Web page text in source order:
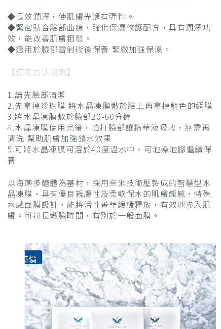
◆長效潤澤，使肌膚光滑有彈性。
◆緊密貼合臉部曲線，強化保濕修護配方，具有潤澤功
效，能改善肌膚粗糙。
◆適用於臉部雷射術後保養 緊緻加強保濕。
【使用方法說明】
1.請先臉部清潔
2.先拿掉珍珠膜 將水晶凍膜敷於臉上再拿掉藍色的網膜
3.將水晶凍膜敷於臉部20-60分鐘
4.水晶凍膜使用完後，拍打臉部讓精華液吸收，無需再
清洗 幫助肌膚加強鎖水效果
5.可將水晶凍膜可溶於40度溫水中，可泡澡泡腳繼續保
養
以海藻多醣體為基材，採用奈米技術壓製成的智慧型水
晶凍膜，具有優良親膚性及柔軟保水的肌膚觸感，特殊
水感面膜設計，能將活性菁華緩緩釋放，有效地滲入肌
膚。 可拉長敷臉時間，有別於一般面膜。
特價